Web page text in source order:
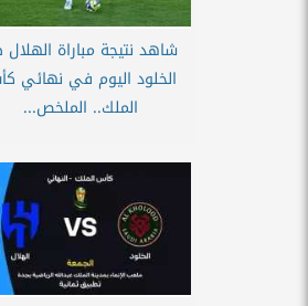
شاهد نتيجة مباراة
الخلود اليوم في نهائي
الملك.. الملخص...